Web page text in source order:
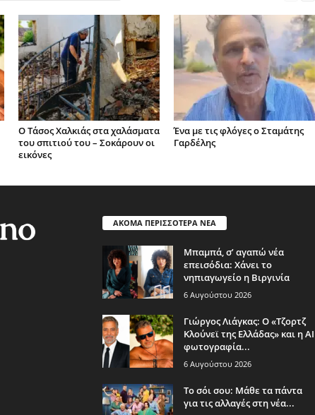
Ο Τάσος Χαλκιάς στα χαλάσματα
του σπιτιού του – Σοκάρουν οι
εικόνες
Ένα με τις φλόγες ο Σταμάτης
Γαρδέλης
ΑΚΟΜΑ ΠΕΡΙΣΣΟΤΕΡΑ ΝΕΑ
Μπαμπά, σ’ αγαπώ νέα
επεισόδια: Χάνει το
νηπιαγωγείο η Βιργινία
6 Αυγούστου 2026
Γιώργος Λιάγκας: Ο «Τζορτζ
Κλούνεϊ της Ελλάδας» και η AI
φωτογραφία...
6 Αυγούστου 2026
Το σόι σου: Μάθε τα πάντα
για τις αλλαγές στη νέα...